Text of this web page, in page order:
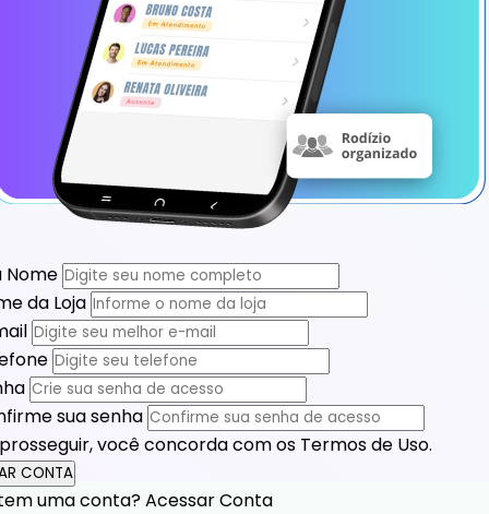
Nome
da Loja
sua senha
você concorda com os Termos de Uso.
CONTA
uma conta?Acessar Conta